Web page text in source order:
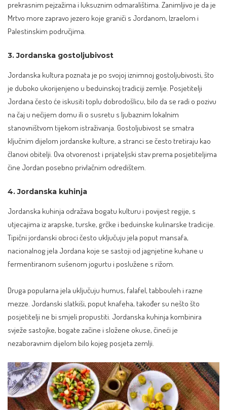
prekrasnim pejzažima i luksuznim odmaralištima. Zanimljivo je da je
Mrtvo more zapravo jezero koje graniči s Jordanom, Izraelom i
Palestinskim područjima.
3. Jordanska gostoljubivost
Jordanska kultura poznata je po svojoj iznimnoj gostoljubivosti, što
je duboko ukorijenjeno u beduinskoj tradiciji zemlje. Posjetitelji
Jordana često će iskusiti toplu dobrodošlicu, bilo da se radi o pozivu
na čaj u nečijem domu ili o susretu s ljubaznim lokalnim
stanovništvom tijekom istraživanja. Gostoljubivost se smatra
ključnim dijelom jordanske kulture, a stranci se često tretiraju kao
članovi obitelji. Ova otvorenost i prijateljski stav prema posjetiteljima
čine Jordan posebno privlačnim odredištem.
4. Jordanska kuhinja
Jordanska kuhinja odražava bogatu kulturu i povijest regije, s
utjecajima iz arapske, turske, grčke i beduinske kulinarske tradicije.
Tipični jordanski obroci često uključuju jela poput mansafa,
nacionalnog jela Jordana koje se sastoji od jagnjetine kuhane u
fermentiranom sušenom jogurtu i poslužene s rižom.
Druga popularna jela uključuju humus, falafel, tabbouleh i razne
mezze. Jordanski slatkiši, poput knafeha, također su nešto što
posjetitelji ne bi smjeli propustiti. Jordanska kuhinja kombinira
svježe sastojke, bogate začine i složene okuse, čineći je
nezaboravnim dijelom bilo kojeg posjeta zemlji.